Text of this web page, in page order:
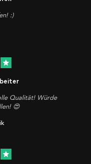
:)
star
Qualität! Würde
😍
star